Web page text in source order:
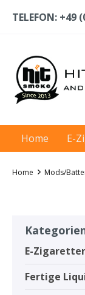
TELEFON: +49
Home E-
Home Mods/
E-
Fertige